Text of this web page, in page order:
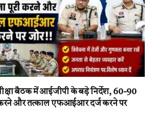
बैठक में आईजीपी के बड़े निर्देश, 60-90
करने और तत्काल एफआईआर दर्ज करने पर